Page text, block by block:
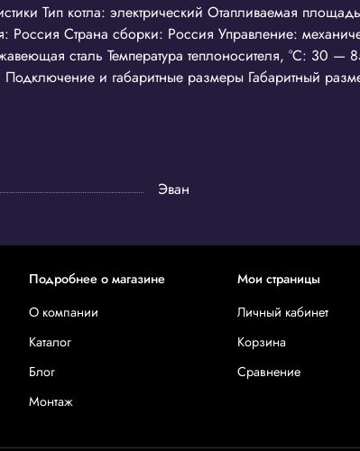
Тип котла: электрический Отапливаемая
Россия Страна сборки: Россия Управление:
сталь Температура теплоносителя, °С: 30
Подключение и габаритные размеры Габаритный
Эван
Подробнее о магазине
О компании
Каталог
Блог
Монтаж
Мои страницы
Личный кабинет
Корзина
Сравнение